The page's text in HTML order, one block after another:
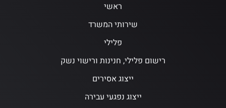
ראשי
שירותי המשרד
פלילי
רישום פלילי, חנינות ורישוי נשק
ייצוג אסירים
ייצוג נפגעי עבירה